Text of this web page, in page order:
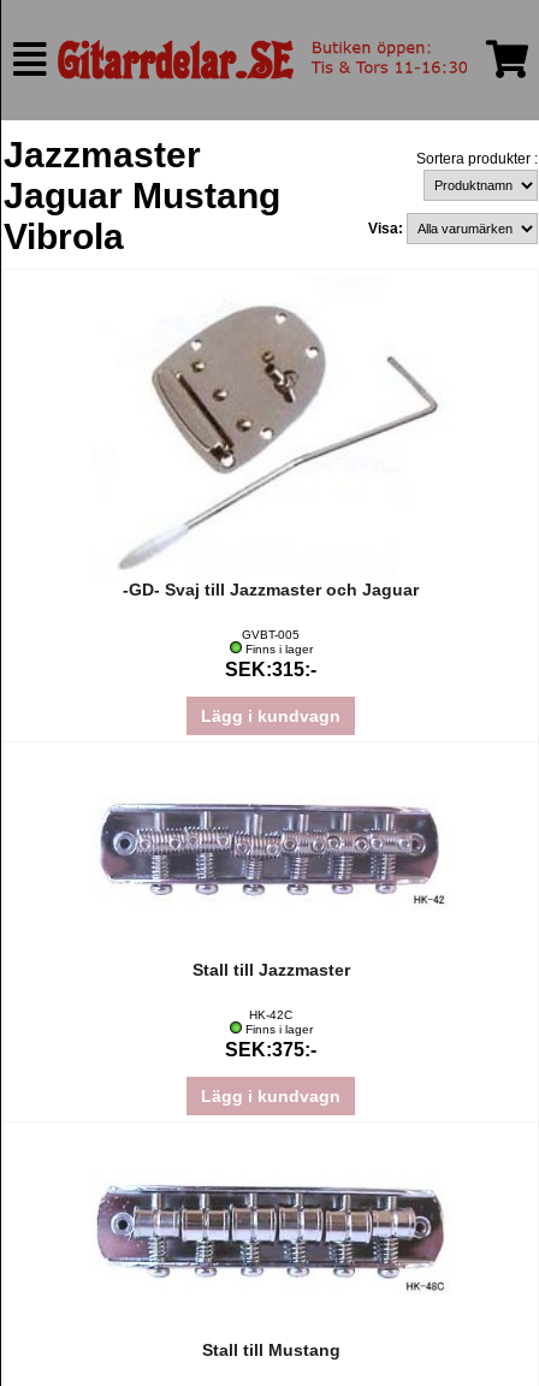
Jazzmaster
Jaguar Mustang
Vibrola
Sortera produkter :
Visa:
-GD- Svaj till Jazzmaster och Jaguar
GVBT-005
Finns i lager
SEK:315:-
Lägg i kundvagn
Stall till Jazzmaster
HK-42C
Finns i lager
SEK:375:-
Lägg i kundvagn
Stall till Mustang